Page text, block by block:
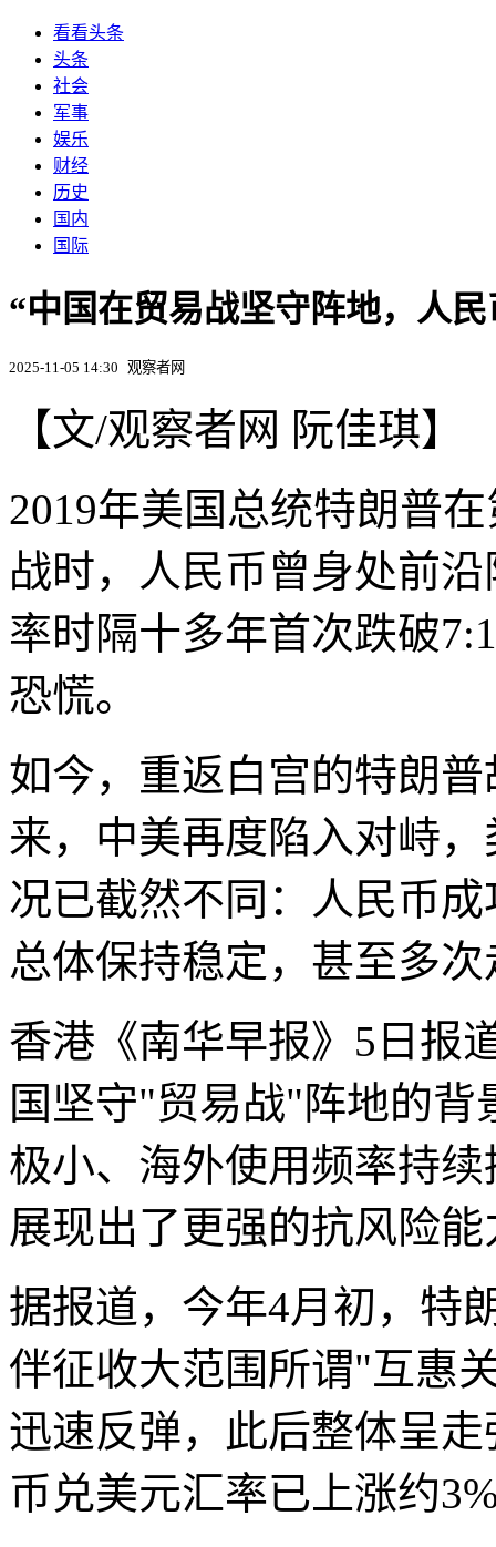
看看头条
头条
社会
军事
娱乐
财经
历史
国内
国际
“中国在贸易战坚守阵地，人
2025-11-05 14:30 观察者网
【文/观察者网 阮佳琪】
2019年美国总统特朗普
战时，人民币曾身处前
率时隔十多年首次跌破
恐慌。
如今，重返白宫的特朗
来，中美再度陷入对峙
况已截然不同：人民币
总体保持稳定，甚至多
香港《南华早报》5日报
国坚守"贸易战"阵地的
极小、海外使用频率持
展现出了更强的抗风险能
据报道，今年4月初，特
伴征收大范围所谓"互惠
迅速反弹，此后整体呈
币兑美元汇率已上涨约